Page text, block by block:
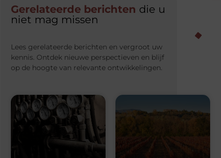
Gerelateerde berichten die u
niet mag missen
Lees gerelateerde berichten en vergroot uw
kennis. Ontdek nieuwe perspectieven en blijf
op de hoogte van relevante ontwikkelingen.